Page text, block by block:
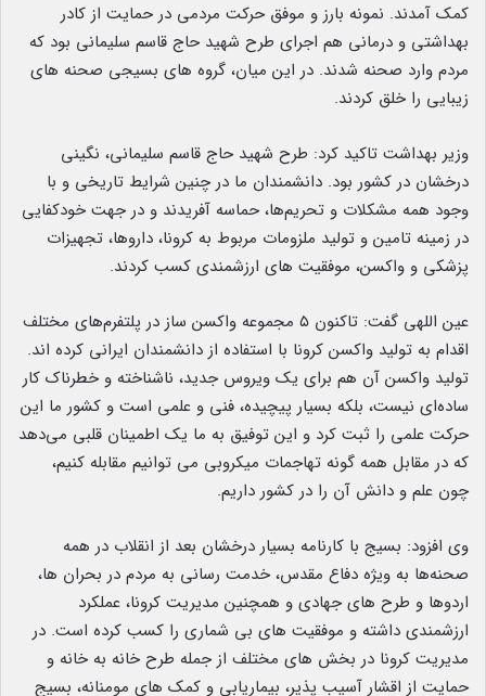
کمک آمدند. نمونه بارز و موفق حرکت مردمی در حمایت از کادر
بهداشتی و درمانی هم اجرای طرح شهید حاج قاسم سلیمانی بود که
مردم وارد صحنه شدند. در این میان، گروه های بسیجی صحنه های
زیبایی را خلق کردند.
وزیر بهداشت تاکید کرد: طرح شهید حاج قاسم سلیمانی، نگینی
درخشان در کشور بود. دانشمندان ما در چنین شرایط تاریخی و با
وجود همه مشکلات و تحریم‌ها، حماسه آفریدند و در جهت خودکفایی
در زمینه تامین و تولید ملزومات مربوط به کرونا، داروها، تجهیزات
پزشکی و واکسن، موفقیت های ارزشمندی کسب کردند.
عین اللهی گفت: تاکنون ۵ مجموعه واکسن ساز در پلتفرم‌های مختلف
اقدام به تولید واکسن کرونا با استفاده از دانشمندان ایرانی کرده اند.
تولید واکسن آن هم برای یک ویروس جدید، ناشناخته و خطرناک کار
ساده‌ای نیست، بلکه بسیار پیچیده، فنی و علمی است و کشور ما این
حرکت علمی را ثبت کرد و این توفیق به ما یک اطمینان قلبی می‌دهد
که در مقابل همه گونه تهاجمات میکروبی می توانیم مقابله کنیم،
چون علم و دانش آن را در کشور داریم.
وی افزود: بسیج با کارنامه بسیار درخشان بعد از انقلاب در همه
صحنه‌ها به ویژه دفاع مقدس، خدمت رسانی به مردم در بحران ها،
اردوها و طرح های جهادی و همچنین مدیریت کرونا، عملکرد
ارزشمندی داشته و موفقیت های بی شماری را کسب کرده است. در
مدیریت کرونا در بخش های مختلف از جمله طرح خانه به خانه و
حمایت از اقشار آسیب پذیر، بیماریابی و کمک های مومنانه، بسیج